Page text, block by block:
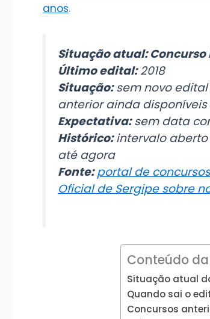
anos.
Situação atual: Concurso
Último edital:2018
Situação:sem novo
anterior ainda
Expectativa:sem data
Histórico:intervalo aberto
até agora
Fonte: portal de
Oficial de Sergipe sobre
Conteúdo
Situação atual
Quando sai o
Concursos